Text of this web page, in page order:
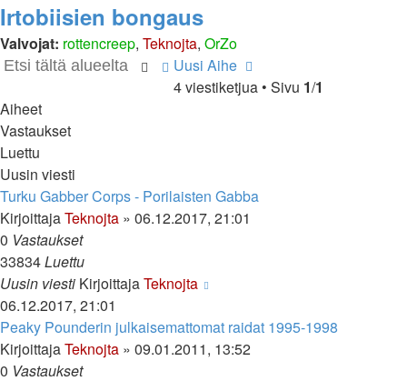
Irtobiisien bongaus
Valvojat: rottencreep, Teknojta, OrZo
Uusi Aihe
EtsiTarkennettu
haku
4 viestiketjua • Sivu 1/1
Aiheet
Vastaukset
Luettu
Uusin viesti
Turku Gabber Corps - Porilaisten Gabba
KirjoittajaTeknojta » 06.12.2017, 21:01
0 Vastaukset
33834Luettu
Uusin viesti KirjoittajaTeknojta
06.12.2017, 21:01
Peaky Pounderin julkaisemattomat raidat 1995-1998
KirjoittajaTeknojta » 09.01.2011, 13:52
0 Vastaukset